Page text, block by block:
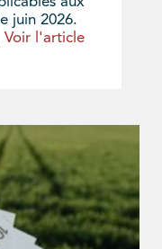
juin 2026.
Voir l'article